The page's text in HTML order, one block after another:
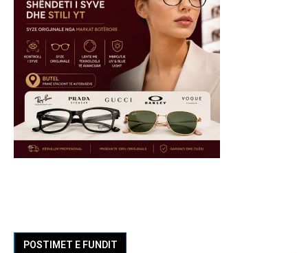
POSTIMET E FUNDIT